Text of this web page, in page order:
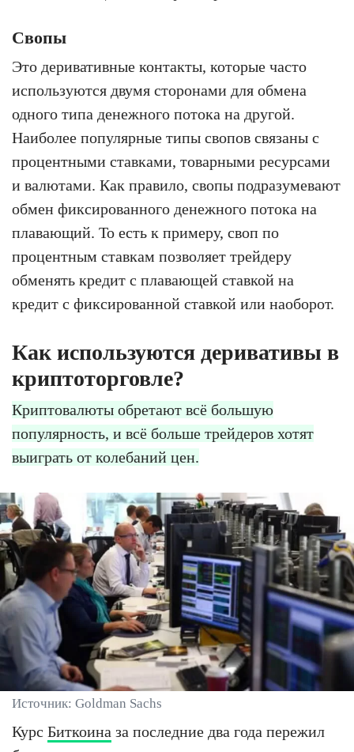
Свопы
Это деривативные контакты, которые часто
используются двумя сторонами для обмена
одного типа денежного потока на другой.
Наиболее популярные типы свопов связаны с
процентными ставками, товарными ресурсами
и валютами. Как правило, свопы подразумевают
обмен фиксированного денежного потока на
плавающий. То есть к примеру, своп по
процентным ставкам позволяет трейдеру
обменять кредит с плавающей ставкой на
кредит с фиксированной ставкой или наоборот.
Как используются деривативы в
криптоторговле?
Криптовалюты обретают всё большую
популярность, и всё больше трейдеров хотят
выиграть от колебаний цен.
Источник: Goldman Sachs
Курс Биткоина за последние два года пережил